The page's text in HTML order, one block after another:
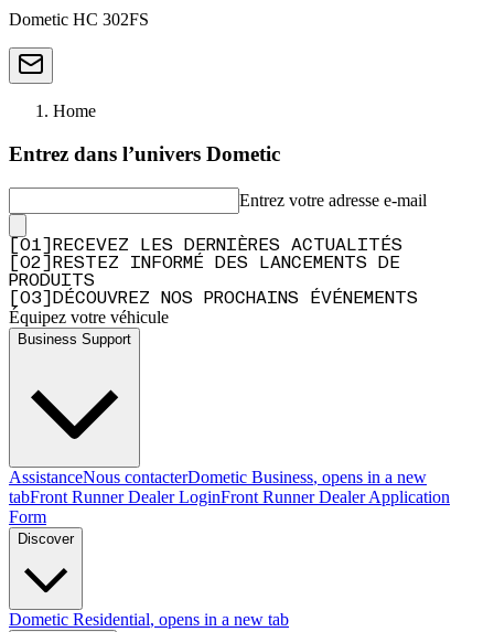
Dometic HC 302FS
Home
Entrez dans l’univers Dometic
Entrez votre adresse e-mail
[01] RECEVEZ LES DERNIÈRES ACTUALITÉS
[02] RESTEZ INFORMÉ DES LANCEMENTS DE
PRODUITS
[03] DÉCOUVREZ NOS PROCHAINS ÉVÉNEMENTS
Équipez votre véhicule
Business Support
AssistanceNous contacterDometic Business, opens in a new
tabFront Runner Dealer LoginFront Runner Dealer Application
Form
Discover
Dometic Residential, opens in a new tab